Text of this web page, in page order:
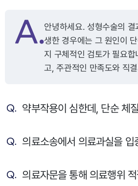
안녕하세요. 성형수술의 결과가 예상과 다르거나, 염증 등의 부작용이 발
생한 경우에는 그 원인이
지 구체적인 검토가 필요
고, 주관적인 만족도와 직
시술의 목적, 수술 방법, 부
법행위 책임이 성립할 수
오인하거나 부적절한 절
관리 부주의가 아닌 의료진
약부작용이 심한데, 단순 체
의료소송에서 의료과실을
의료자문을 통해 의료행위